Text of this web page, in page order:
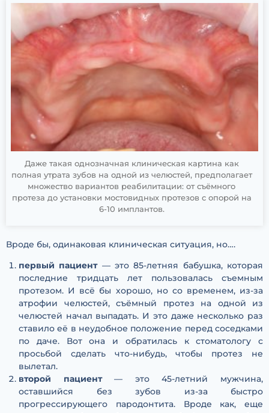
Даже такая однозначная клиническая картина как
полная утрата зубов на одной из челюстей, предполагает
множество вариантов реабилитации: от съёмного
протеза до установки мостовидных протезов с опорой на
6-10 имплантов.
Вроде бы, одинаковая клиническая ситуация, но….
первый пациент— это 85-летняя бабушка, которая
последние тридцать лет пользовалась съемным
протезом. И всё бы хорошо, но со временем, из-за
атрофии челюстей, съёмный протез на одной из
челюстей начал выпадать. И это даже несколько раз
ставило её в неудобное положение перед соседками
по даче. Вот она и обратилась к стоматологу с
просьбой сделать что-нибудь, чтобы протез не
вылетал.
второй пациент— это 45-летний мужчина,
оставшийся без зубов из-за быстро
прогрессирующего пародонтита. Вроде как, еще